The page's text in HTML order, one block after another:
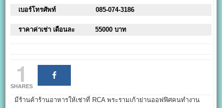
เบอร์โทรศัพท์ 085-074-3186
ราคาค่าเช่า เดือนละ 55000 บาท
1
SHARES
มีร้านค้าร้านอาหารให้เช่าที่ RCA พระรามเก้าย่านออฟฟิศคนทำงาน